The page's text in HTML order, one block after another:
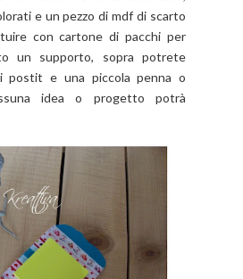
e un pezzo di mdf di scarto
con cartone di pacchi per
un supporto, sopra potrete
postit e una piccola penna o
idea o progetto potrà